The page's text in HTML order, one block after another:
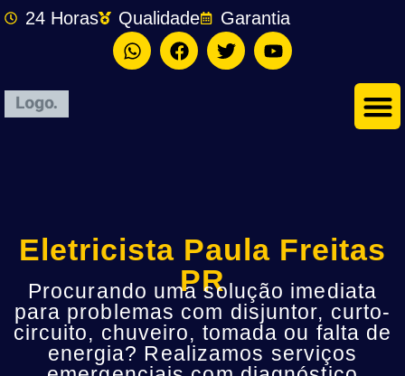
24 Horas Qualidade Garantia
Eletricista Paula Freitas
PR
Procurando uma solução imediata
para problemas com disjuntor, curto-
circuito, chuveiro, tomada ou falta de
energia? Realizamos serviços